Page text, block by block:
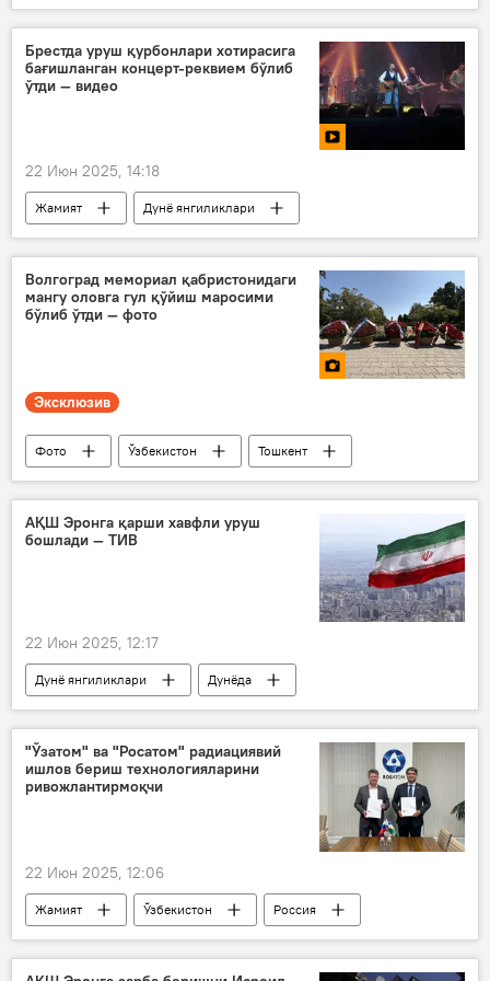
Ўзбекистон ТИВ
Эрон
Исроил
Брестда уруш қурбонлари хотирасига
бағишланган концерт-реквием бўлиб
ўтди — видео
22 Июн 2025, 14:18
Жамият
Дунё янгиликлари
Дунёда
Беларусь
хотира
Видео
Волгоград мемориал қабристонидаги
мангу оловга гул қўйиш маросими
бўлиб ўтди — фото
Эксклюзив
Фото Ўзбекистон
Тошкент
хотира
Ғалаба байрами
Беларусь
АҚШ Эронга қарши хавфли уруш
бошлади — ТИВ
22 Июн 2025, 12:17
Дунё янгиликлари
Дунёда
Эрон
Исроил
АҚШ
ядро қуроли
ядросиз дунё
"Ўзатом" ва "Росатом" радиациявий
ишлов бериш технологияларини
ривожлантирмоқчи
22 Июн 2025, 12:06
Жамият Ўзбекистон
Россия
Атом энергетикасини ривожлантириш агентлиги
Росатом
ахборот технологиялари (IT)